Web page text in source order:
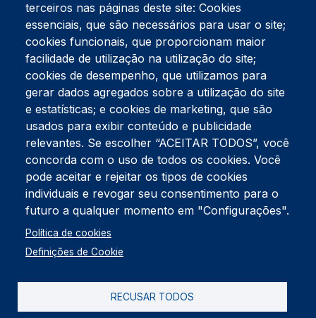
Tel:234 390 100Fax:234 390 100
Endereço Postal
Apartado 42
Rua Gil Eanes 31
3834-908 Gafanha da Nazaré
Estúdios
Rua Prior Guerra
Edifício do Centro Cultural da Gafanha da Nazaré
3830-556 Gafanha da Nazaré
Rodapé
Cookies
Política de Privacidade
terceiros nas páginas deste site: Cookies
essenciais, que são necessários para usar o site;
cookies funcionais, que proporcionam maior
facilidade de utilização na utilização do site;
cookies de desempenho, que utilizamos para
gerar dados agregados sobre a utilização do site
e estatísticas; e cookies de marketing, que são
usados para exibir conteúdo e publicidade
relevantes. Se escolher “ACEITAR TODOS”, você
concorda com o uso de todos os cookies. Você
pode aceitar e rejeitar os tipos de cookies
individuais e revogar seu consentimento para o
futuro a qualquer momento em "Configurações".
Política de cookies
Definições de Cookie
RECUSAR TODOS